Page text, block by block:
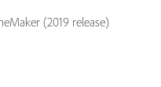
(2019 release)